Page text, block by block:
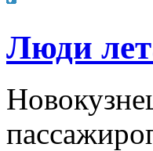
Люди